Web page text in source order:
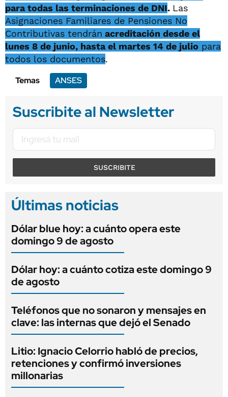
para todas las terminaciones de DNI. Las
Asignaciones Familiares de Pensiones No
Contributivas tendrán acreditación desde el
lunes 8 de junio, hasta el martes 14 de julio para
todos los documentos.
Temas
ANSES
Suscribite al Newsletter
SUSCRIBITE
Últimas noticias
Dólar blue hoy: a cuánto opera este
domingo 9 de agosto
Dólar hoy: a cuánto cotiza este domingo 9
de agosto
Teléfonos que no sonaron y mensajes en
clave: las internas que dejó el Senado
Litio: Ignacio Celorrio habló de precios,
retenciones y confirmó inversiones
millonarias